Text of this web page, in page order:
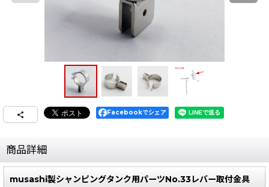
Facebookでシェア
商品詳細
musashi製シャンピングタンク用パーツNo.33レバー取付金具